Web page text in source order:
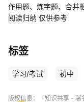
作用题、炼字题、合并
阅读归纳 仅供参考
标签
学习/考试 初中
版权信息： 「知识共享 - 署